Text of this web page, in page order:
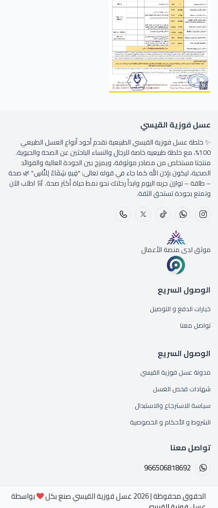
عسل فوزية القيسي
✨ خلطة عسل فوزية القيسي الطبيعية نقدم أجود أنواع العسل الطبيعي
100%، مع خلطة طبيعيه خاصة للرجال والنساء الباحثين عن الصحة والحيوية.
منتجنا مستخلص من مصادر موثوقة، ويمزج بين الجودة العالية والفوائد
الصحية، ليكون بإذن الله كما جاء في قوله تعالى: "فِيهِ شِفَاءٌ لِلنَّاسِ" 🌿 صحة
– طاقة – توازن جربه اليوم وابدأ رحلتك نحو نمط حياة أكثر صحة. 🛒 اطلب الآن
وتمتع بجودة تستحق الثقة.
موثق لدى منصة الأعمال
الوصول السريع
خيارات الدفع و التوصيل
تواصل معنا
الوصول السريع
مدونة عسل فوزية القيسي
شهادات فحص العسل
سياسة الاسترجاع والاستبدال
الشروط و الأحكام و الخصوصية
تواصل معنا
الحقوق محفوظة | 2026 عسل فوزية القيسي صنع بكل بواسطة